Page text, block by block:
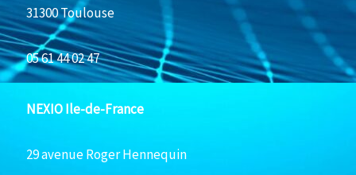
31300 Toulouse
05 61 44 02 47
NEXIO Ile-de-France
29 avenue Roger Hennequin